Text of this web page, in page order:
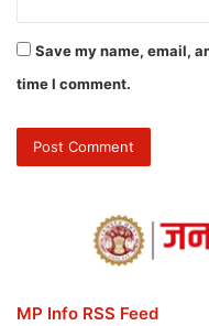
Save my name, email,
time I comment.
MP Info RSS Feed